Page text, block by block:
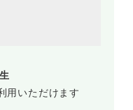
用いただけます